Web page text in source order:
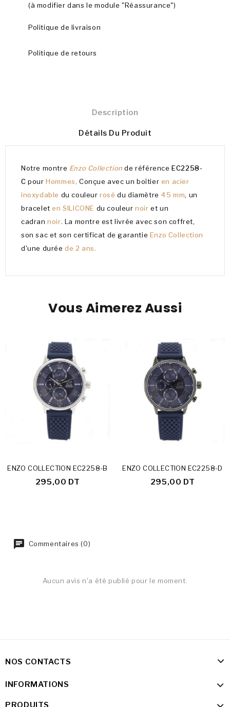
(à modifier dans le module "Réassurance")
Politique de livraison
Politique de retours
Description
Détails Du Produit
Notre montre Enzo Collectionde référenceEC2258-
C pourHommes,Conçue avec un boîtier en acier
inoxydable du couleurrosé du diamètre 45 mm, un
braceleten SILICONE du couleurnoiret un
cadran noir. La montre est livrée avec son coffret,
son sac et son certificat de garantie Enzo Collection
d'une duréede 2 ans.
Vous Aimerez Aussi
ENZO COLLECTION EC2258-B
295,00 DT
ENZO COLLECTION EC2258-D
295,00 DT
Commentaires (0)
Aucun avis n'a été publié pour le moment.
NOS CONTACTS
INFORMATIONS
PRODUITS